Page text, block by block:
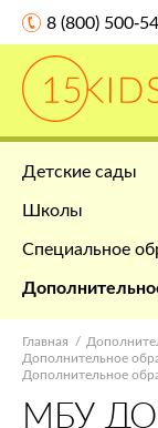
8 (800) 500-
Детские сады
Школы
Специальное
Главная
Дополнительное
Дополнительное
МБУ